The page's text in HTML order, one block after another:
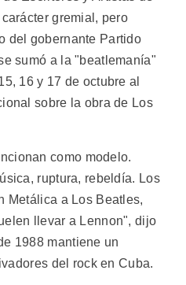
gremial, pero
del gobernante Partido
sumó a la "beatlemanía"
16 y 17 de octubre al
sobre la obra de Los
como modelo.
ruptura, rebeldía. Los
Metálica a Los Beatles,
llevar a Lennon", dijo
1988 mantiene un
del rock en Cuba.